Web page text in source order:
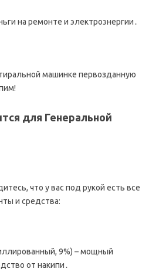
на ремонте и электроэнергии․
машинке первозданную
для Генеральной
что у вас под рукой есть все
и средства:
9%) – мощный
от накипи․